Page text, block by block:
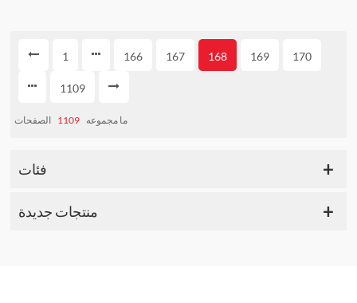
1 166 167 168 169 170
1109
ما مجموعه 1109 الصفحات
فئات
منتجات جديدة